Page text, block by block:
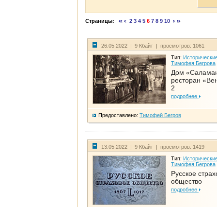
Страницы: 2 3 4 5 6 7 8 9 10
26.05.2022 | 9 Кбайт | просмотров: 1061
Тип:
Тимофея Бегрова
Дом
ресторан
2
подробнее
Предоставлено: Тимофей Бегров
13.05.2022 | 9 Кбайт | просмотров: 1419
Тип:
Тимофея Бегрова
Русское
общество
подробнее